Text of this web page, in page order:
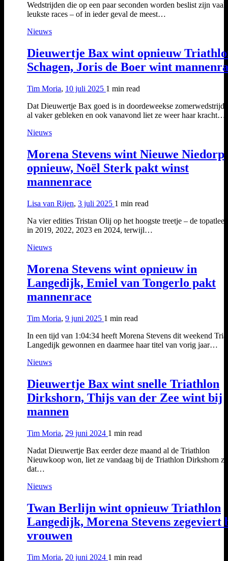
Wedstrijden die op een paar seconden worden beslist zijn
leukste races – of in ieder geval de meest…
Nieuws
Dieuwertje Bax wint opnieuw
Schagen, Joris de Boer wint
Tim Moria, 10 juli 2025 1 min read
Dat Dieuwertje Bax goed is in doordeweekse
al vaker gebleken en ook vanavond liet ze weer haar kracht…
Nieuws
Morena Stevens wint Nieuwe Niedorp
opnieuw, Noël Sterk pakt winst
mannenrace
Lisa van Rijen, 3 juli 2025 1 min read
Na vier edities Tristan Olij op het hoogste treetje – de
in 2019, 2022, 2023 en 2024, terwijl…
Nieuws
Morena Stevens wint opnieuw in
Langedijk, Emiel van Tongerlo pakt
mannenrace
Tim Moria, 9 juni 2025 1 min read
In een tijd van 1:04:34 heeft Morena Stevens dit weekend
Langedijk gewonnen en daarmee haar titel van vorig jaar…
Nieuws
Dieuwertje Bax wint snelle Triathlon
Dirkshorn, Thijs van der Zee wint bij
mannen
Tim Moria, 29 juni 2024 1 min read
Nadat Dieuwertje Bax eerder deze maand al de Triathlon
Nieuwkoop won, liet ze vandaag bij de Triathlon Dirkshorn
dat…
Nieuws
Twan Berlijn wint opnieuw Triathlon
Langedijk, Morena Stevens zegeviert
vrouwen
Tim Moria, 20 juni 2024 1 min read